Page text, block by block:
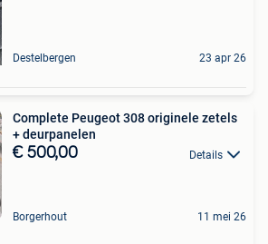
Destelbergen 23 apr 26
Complete Peugeot 308 originele zetels
+ deurpanelen
€ 500,00 Details
Borgerhout 11 mei 26